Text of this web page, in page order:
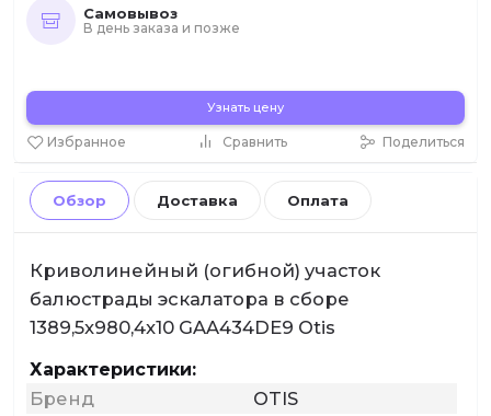
Избранное Сравнить Поделиться
Самовывоз
В день заказа и позже
Узнать цену
Обзор Доставка Оплата
Криволинейный (огибной) участок
балюстрады эскалатора в сборе
1389,5x980,4x10 GAA434DE9 Otis
Характеристики:
Бренд
OTIS